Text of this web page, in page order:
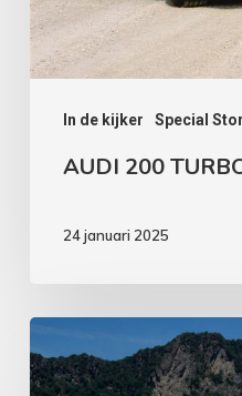
In de kijker Special
AUDI 200
24 januari 2025
ESCORT